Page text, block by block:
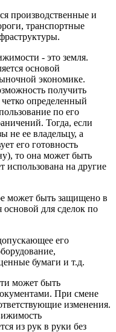
производственные и
транспортные
- это земля.
основой
экономике.
получить
определенный
по его
Тогда, если
не ее владельцу, а
его готовность
то она может быть
использована на другие
может быть защищено в
основой для сделок по
его
бумаги и т.д.
может быть
При смене
изменения.
из рук в руки без